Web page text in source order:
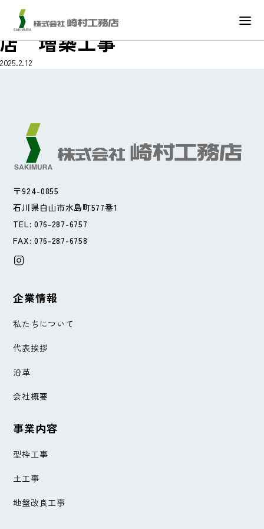
クスリのアオキ 浅野本町
店 増築工事
2025.2.12
〒924-0855
石川県白山市水島町577番1
TEL: 076-287-6757
FAX: 076-287-6758
企業情報
私たちについて
代表挨拶
沿革
会社概要
事業内容
型枠工事
土工事
地盤改良工事